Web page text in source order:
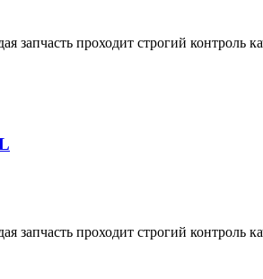
проходит строгий контроль
проходит строгий контроль